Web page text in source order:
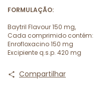
FORMULAÇÃO:
Baytril Flavour 150 mg,
Cada comprimido contém:
Enrofloxacino 150 mg
Excipiente q.s.p. 420 mg
Compartilhar